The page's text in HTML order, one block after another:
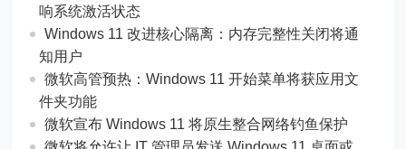
响系统激活状态
Windows 11 改进核心隔离：内存完整性关闭将通
知用户
微软高管预热：Windows 11 开始菜单将获应用文
件夹功能
微软宣布 Windows 11 将原生整合网络钓鱼保护